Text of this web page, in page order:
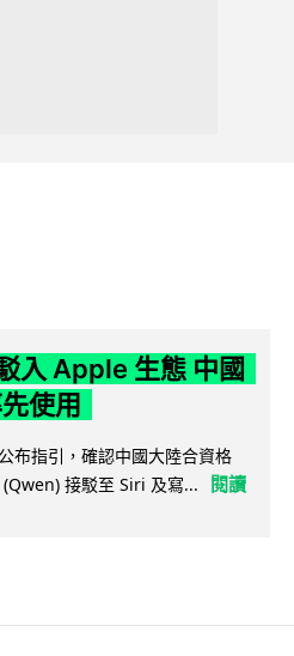
入 Apple 生態 中國
使用
布指引，確認中國大陸合資格
接駁至 Siri 及寫...
閱讀